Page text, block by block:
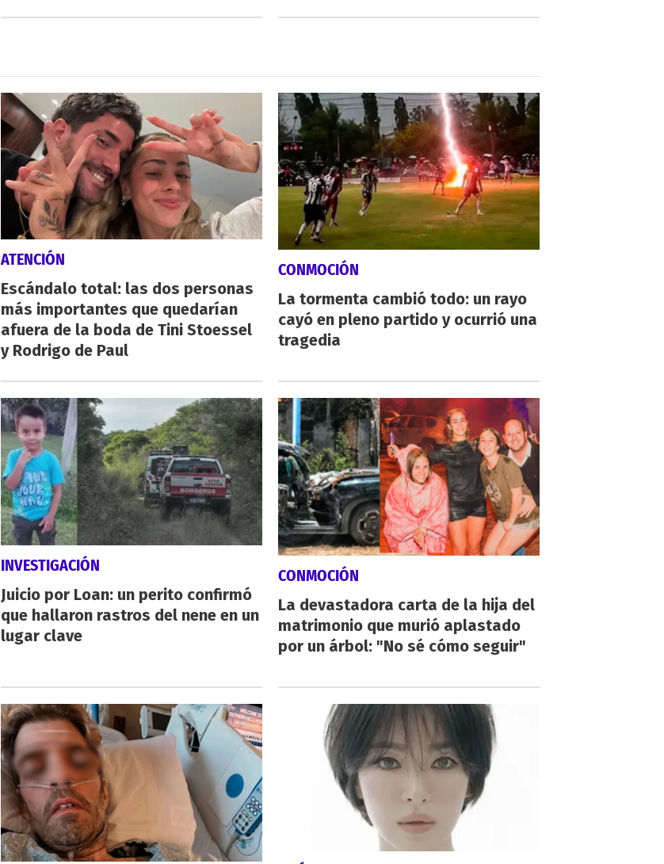
ATENCIÓN
Escándalo total: las dos personas
más importantes que quedarían
afuera de la boda de Tini Stoessel
y Rodrigo de Paul
CONMOCIÓN
La tormenta cambió todo: un rayo
cayó en pleno partido y ocurrió una
tragedia
INVESTIGACIÓN
Juicio por Loan: un perito confirmó
que hallaron rastros del nene en un
lugar clave
CONMOCIÓN
La devastadora carta de la hija del
matrimonio que murió aplastado
por un árbol: "No sé cómo seguir"